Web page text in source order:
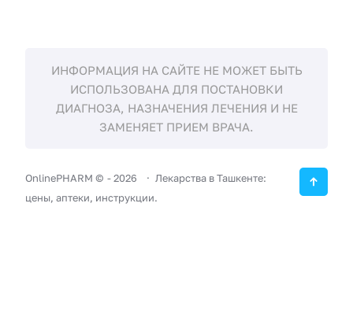
ИНФОРМАЦИЯ НА САЙТЕ НЕ МОЖЕТ БЫТЬ
ИСПОЛЬЗОВАНА ДЛЯ ПОСТАНОВКИ
ДИАГНОЗА, НАЗНАЧЕНИЯ ЛЕЧЕНИЯ И НЕ
ЗАМЕНЯЕТ ПРИЕМ ВРАЧА.
OnlinePHARM © -2026
Лекарства в Ташкенте:
цены, аптеки, инструкции.